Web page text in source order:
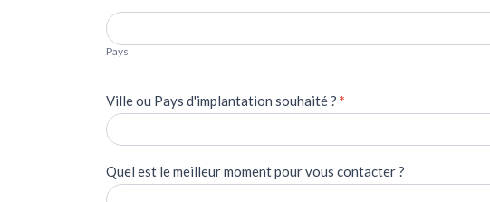
Pays
Pays
Ville ou Pays d'implantation souhaité ? *
Quel est le meilleur moment pour vous contacter ?